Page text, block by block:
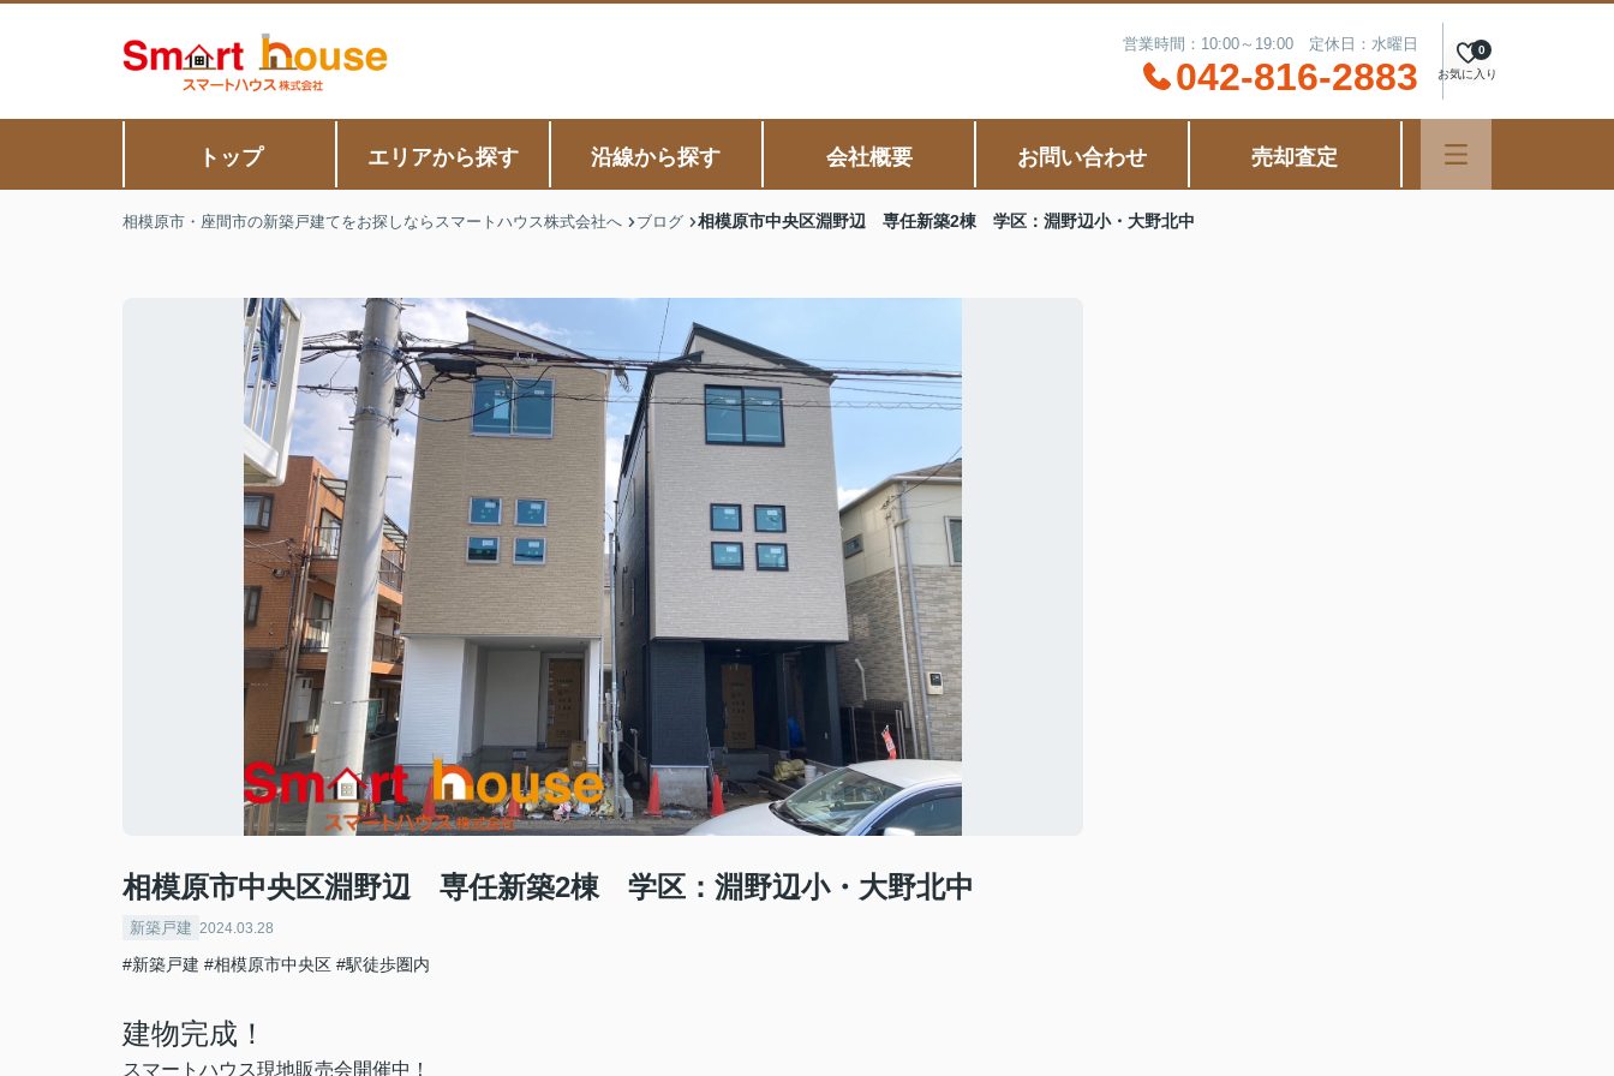
営業時間：10:00～19:00 定休日：水曜日
042-816-2883 お気に入り
0
トップ エリアから探す 沿線から探す 会社概要 お問い合わせ 売却査定
相模原市・座間市の新築戸建てをお探しならスマートハウス株式会社へ ブログ 相模原市中央区淵野辺 専任新築2棟 学区：淵野辺小・大野北中
相模原市中央区淵野辺 専任新築2棟 学区：淵野辺小・大野北中
新築戸建 2024.03.28
#新築戸建 #相模原市中央区 #駅徒歩圏内
建物完成！
スマートハウス現地販売会開催中！